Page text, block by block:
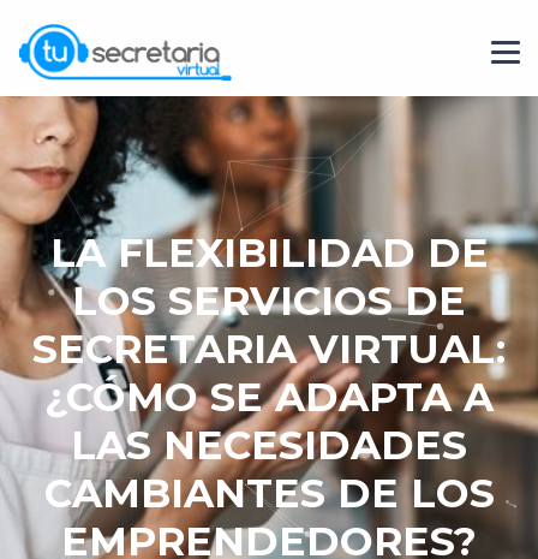
LA FLEXIBILIDAD DE
LOS SERVICIOS DE
SECRETARIA VIRTUAL:
¿CÓMO SE ADAPTA A
LAS NECESIDADES
CAMBIANTES DE LOS
EMPRENDEDORES?